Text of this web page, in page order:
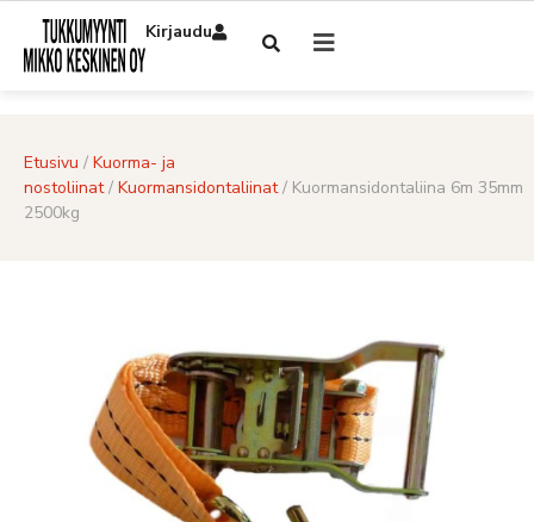
Kirjaudu
Etusivu / Kuorma- ja
nostoliinat/ Kuormansidontaliinat/ Kuormansidontaliina 6m 35mm
2500kg